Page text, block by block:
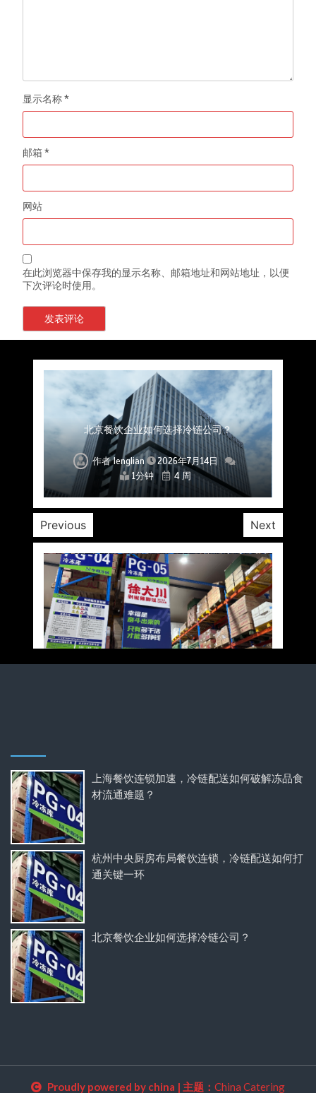
显示名称*
邮箱*
网站
在此浏览器中保存我的显示名称、邮箱地址和网站地址，以便
下次评论时使用。
上海餐饮连锁加速，冷链配送如何破解冻品食材
流通难题？
作者lenglian
2026年7月14日
1分钟
4 周
杭州中央厨房布局餐饮连锁，冷链配送如何打通
关键一环
作者lenglian
2026年7月14日
1分钟
4 周
北京餐饮企业如何选择冷链公司？
作者lenglian
2026年7月14日
1分钟
4 周
深圳冷链物流如何护航餐饮连锁？冻品食材流通
全解析
作者lenglian
2026年7月14日
1分钟
4 周
北京餐饮仓配一体化的核心价值与落地实践解析
作者lenglian
2026年7月14日
1分钟
4 周
武汉冻品配送三要素：控温、时效、低成本如何
兼得？
作者lenglian
2026年7月14日
1分钟
4 周
重庆冷链布局解冻食材运输密码，餐饮连锁如何
稳控品质？
作者lenglian
2026年7月14日
1分钟
4 周
Previous Next
上海餐饮连锁加速，冷链配送如何破解冻品食
材流通难题？
杭州中央厨房布局餐饮连锁，冷链配送如何打
通关键一环
北京餐饮企业如何选择冷链公司？
Proudly powered by china | 主题： China Catering